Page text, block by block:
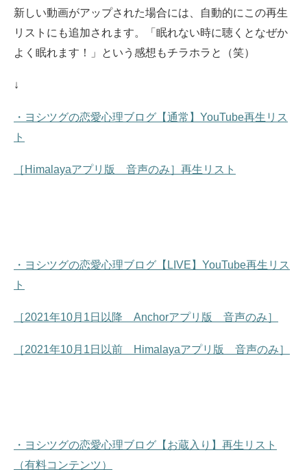
新しい動画がアップされた場合には、自動的にこの再生
リストにも追加されます。
「眠れない時に聴くとなぜか
よく眠れます！」という感想もチラホラと（笑）
↓
・ヨシツグの恋愛心理ブログ【通常】YouTube再生リス
ト
［Himalayaアプリ版 音声のみ］再生リスト
・ヨシツグの恋愛心理ブログ【LIVE】YouTube再生リス
ト
［2021年10月1日以降 Anchorアプリ版 音声のみ］
［2021年10月1日以前 Himalayaアプリ版 音声のみ］
・ヨシツグの恋愛心理ブログ【お蔵入り】再生リスト
（有料コンテンツ）